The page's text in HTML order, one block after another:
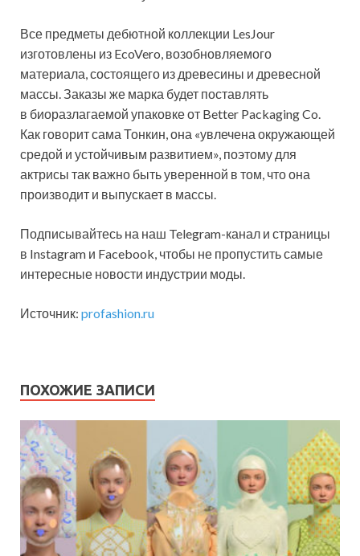
Все предметы дебютной коллекции LesJour
изготовлены из EcoVero, возобновляемого
материала, состоящего из древесины и древесной
массы. Заказы же марка будет поставлять
в биоразлагаемой упаковке от Better Packaging Co.
Как говорит сама Тонкин, она «увлечена окружающей
средой и устойчивым развитием», поэтому для
актрисы так важно быть уверенной в том, что она
производит и выпускает в массы.
Подписывайтесь на наш Telegram-канал и страницы
в Instagram и Facebook, чтобы не пропустить самые
интересные новости индустрии моды.
Источник: profashion.ru
ПОХОЖИЕ ЗАПИСИ